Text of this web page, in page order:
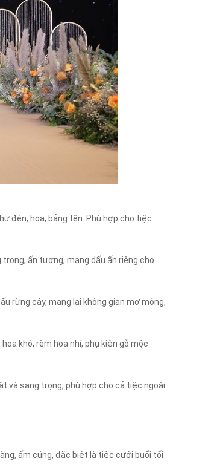
đèn, hoa, bảng tên. Phù hợp cho tiệc
ấn tượng, mang dấu ấn riêng cho
rừng cây, mang lại không gian mơ mộng,
khô, rèm hoa nhí, phụ kiện gỗ mộc
và sang trọng, phù hợp cho cả tiệc ngoài
ấm cúng, đặc biệt là tiệc cưới buổi tối